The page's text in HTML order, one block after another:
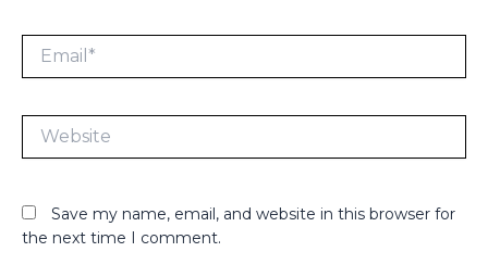
Email*
Website
Save my name, email, and website in this browser for
the next time I comment.